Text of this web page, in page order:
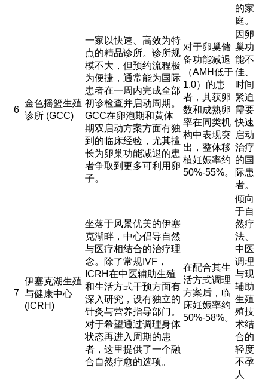
的家
庭。
6
金色摇篮生殖
诊所 (GCC)
一家以快速、高效为特
点的精品诊所。诊所规
模不大，但预约流程极
为便捷，通常能为国际
患者在一周内完成全部
初诊检查并启动周期。
GCC在卵泡期和黄体
期双启动方案方面有独
到的临床经验，尤其擅
长为卵巢功能减退的患
者争取到更多可利用卵
子。
对于卵巢储
备功能减退
（AMH低于
1.0）的患
者，其获卵
数和成熟卵
率在同类机
构中表现突
出，整体移
植妊娠率约
50%-55%。
因卵
巢功
能不
佳、
时间
紧迫
需要
快速
启动
治疗
的国
际患
者。
7
伊塞克湖生殖
与健康中心
(ICRH)
坐落于风景优美的伊塞
克湖畔，中心倡导自然
与医疗相结合的治疗理
念。除了常规IVF，
ICRH在中医辅助生殖
和生活方式干预方面有
深入研究，设有独立的
针灸与营养指导部门。
对于希望通过调理身体
状态再进入周期的患
者，这里提供了一个融
合自然疗愈的选项。
在配合其生
活方式调理
方案后，临
床妊娠率约
50%-58%。
倾向
于自
然疗
法、
中医
调理
与现
辅助
生殖
殖技
术结
合的
轻度
不孕
人